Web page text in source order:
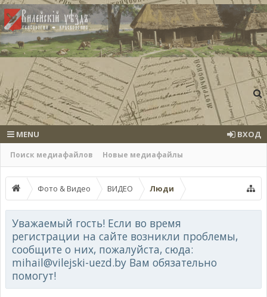
Поиск медиафайлов Новые медиафайлы
MENU ВХОД
Фото & Видео ВИДЕО Люди
Уважаемый гость! Если во время
регистрации на сайте возникли проблемы,
сообщите о них, пожалуйста, сюда:
mihail@vilejski-uezd.by Вам обязательно
помогут!